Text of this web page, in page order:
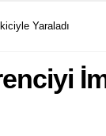
Yaraladı